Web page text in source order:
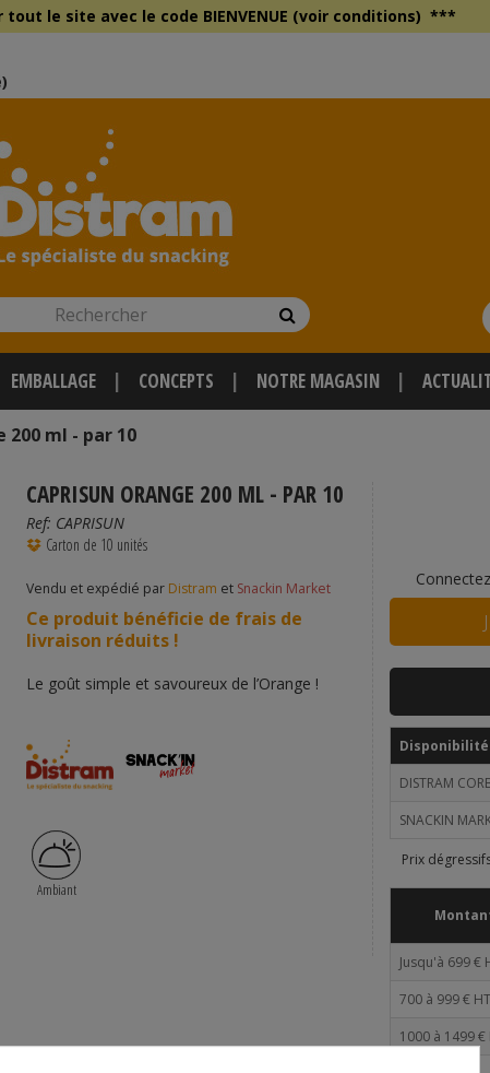
tout le site avec le code BIENVENUE (voir conditions) ***
Rechercher
EMBALLAGE CONCEPTS NOTRE MAGASIN
200 ml - par 10
CAPRISUN ORANGE 200 ML - PAR 10
Ref: CAPRISUN
Carton de 10 unités
Vendu et expédié par Distram et Snackin Market
Ce produit bénéficie de frais de
livraison réduits !
Le goût simple et savoureux de l’Orange !
Ambiant
DISTRAM
SNACKIN
Prix
Jusqu'à 699 €
700 à 999 € HT
1000 à 1499 €